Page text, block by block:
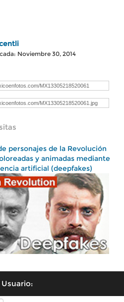
Noviembre 30, 2014
personajes de la Revolución
y animadas mediante
artificial (deepfakes)